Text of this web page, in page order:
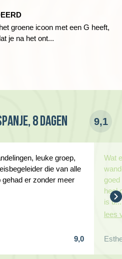
noordwestelijke deel van de
de la Costa, een lange
kustlijn volgt. We beginnen in
en stoppen we bij een
hebt dan de groep, dan
de transfer van/naar de
reizigers.
18 deelnemers.
om de reis door te laten gaan
groene icoon met een G heeft,
je na het ont...
8 dagen 9,1
leuke groep,
die van alle
er zonder meer
9,0
Wat
goed
heel
is u...
lees